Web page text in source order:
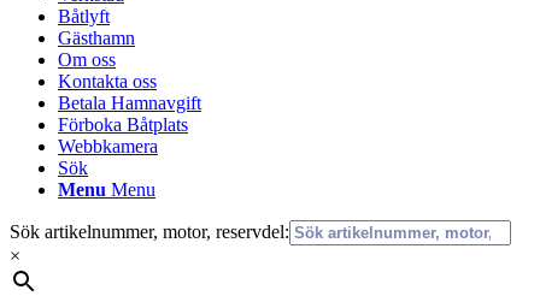
Båtlyft
Gästhamn
Om oss
Kontakta oss
Betala Hamnavgift
Förboka Båtplats
Webbkamera
Sök
Menu Menu
Sök artikelnummer, motor, reservdel:
×